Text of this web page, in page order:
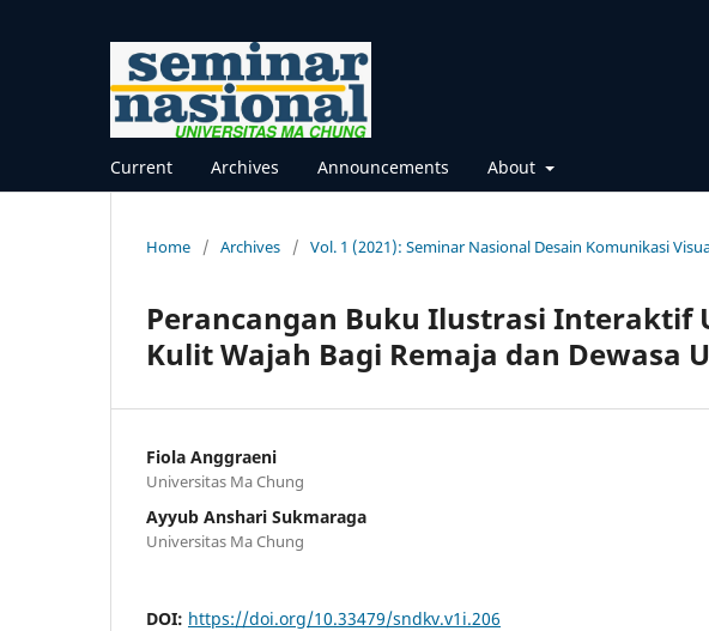
Current Archives Announcements About
Home / Archives / Vol. 1 (2021): Seminar Nasional Desain Komunikasi
Perancangan Buku Ilustrasi Interaktif
Kulit Wajah Bagi Remaja dan Dewasa
Fiola Anggraeni
Universitas Ma Chung
Ayyub Anshari Sukmaraga
Universitas Ma Chung
DOI: https://doi.org/10.33479/sndkv.v1i.206